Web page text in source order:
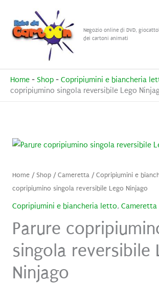
contenuto
Negozio online di DVD,
dei cartoni animati
Home - Shop - Copripiumini e biancheria
copripiumino singola reversibile Lego
Home/ Shop/Cameretta/Copripiumini e
copripiumino singola reversibile Lego Ninjago
Copripiumini e biancheria letto, Cameretta
Parure
singola reversibile
Ninjago